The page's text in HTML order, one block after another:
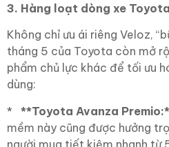
3. Hàng loạt dòng xe
Không chỉ ưu ái riêng Veloz,
tháng 5 của Toyota còn mở
phẩm chủ lực khác để tối ưu
dùng:
* **Toyota Avanza
mềm này cũng được hưởng
người mua tiết kiệm nhanh từ